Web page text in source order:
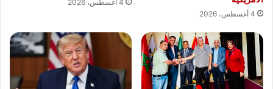
4 أغسطس، 2026
4 أغسطس، 2026